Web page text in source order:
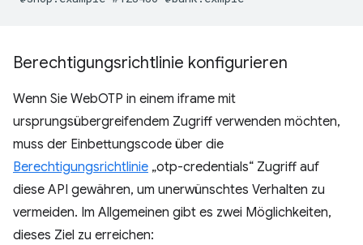
Berechtigungsrichtlinie konfigurieren
Wenn Sie WebOTP in einem iframe mit
ursprungsübergreifendem Zugriff verwenden möchten,
muss der Einbettungscode über die
Berechtigungsrichtlinie „otp-credentials“ Zugriff auf
diese API gewähren, um unerwünschtes Verhalten zu
vermeiden. Im Allgemeinen gibt es zwei Möglichkeiten,
dieses Ziel zu erreichen: